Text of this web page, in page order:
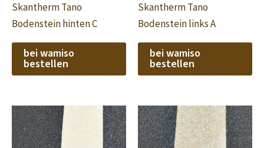
Skantherm Tano
Bodenstein hinten C
bei wamiso
bestellen
Skantherm Tano
Bodenstein links A
bei wamiso
bestellen